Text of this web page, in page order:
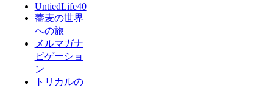
UntiedLife40
蕎麦の世界
への旅
メルマガナ
ビゲーショ
ン
トリカルの